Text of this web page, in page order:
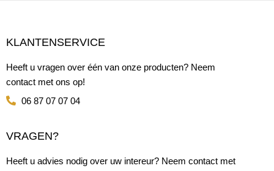
KLANTENSERVICE
Heeft u vragen over één van onze producten? Neem
contact met ons op!
06 87 07 07 04
VRAGEN?
Heeft u advies nodig over uw intereur? Neem contact met